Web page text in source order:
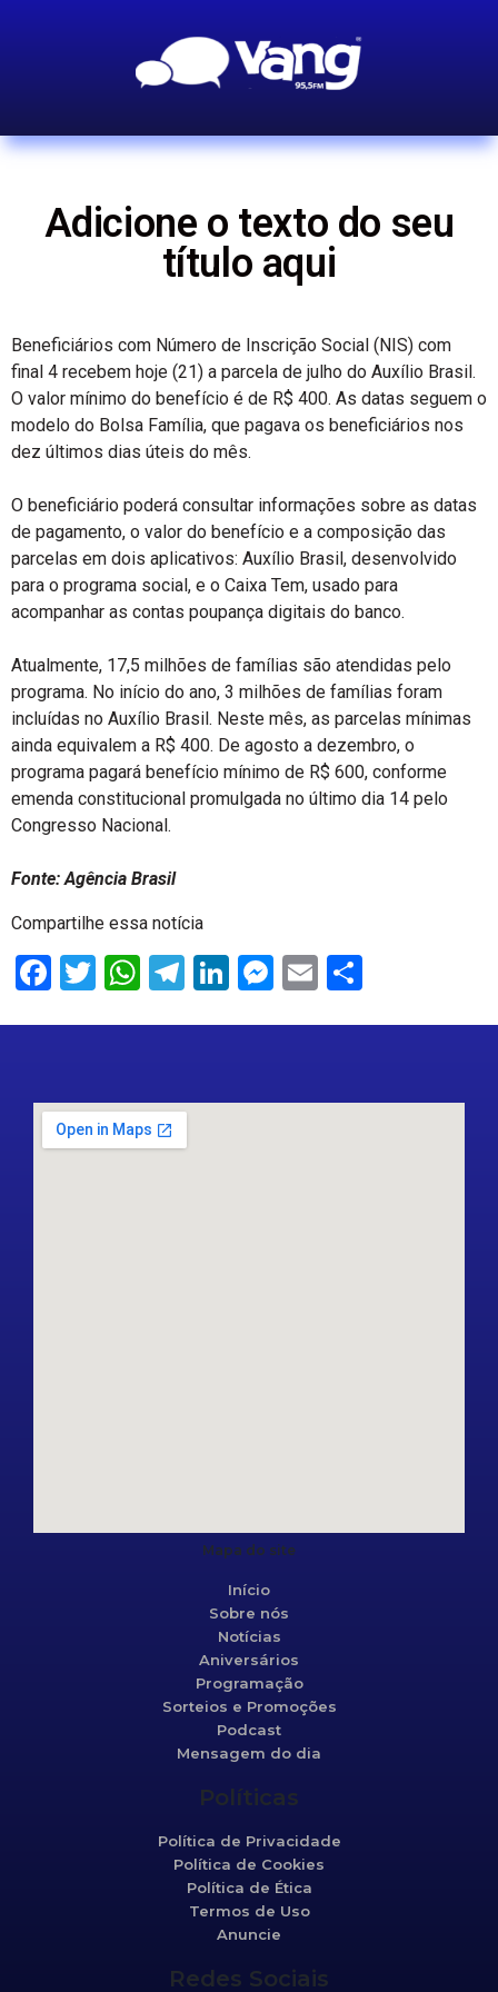
Adicione o texto do seu
título aqui
Beneficiários com Número de Inscrição Social (NIS) com
final 4 recebem hoje (21) a parcela de julho do Auxílio Brasil.
O valor mínimo do benefício é de R$ 400. As datas seguem o
modelo do Bolsa Família, que pagava os beneficiários nos
dez últimos dias úteis do mês.
O beneficiário poderá consultar informações sobre as datas
de pagamento, o valor do benefício e a composição das
parcelas em dois aplicativos: Auxílio Brasil, desenvolvido
para o programa social, e o Caixa Tem, usado para
acompanhar as contas poupança digitais do banco.
Atualmente, 17,5 milhões de famílias são atendidas pelo
programa. No início do ano, 3 milhões de famílias foram
incluídas no Auxílio Brasil. Neste mês, as parcelas mínimas
ainda equivalem a R$ 400. De agosto a dezembro, o
programa pagará benefício mínimo de R$ 600, conforme
emenda constitucional promulgada no último dia 14 pelo
Congresso Nacional.
Fonte: Agência Brasil
Compartilhe essa notícia
Facebook
Twitter
WhatsApp
Telegram
LinkedIn
Messenger
Email
Mapa do site
Início
Sobre nós
Notícias
Aniversários
Programação
Sorteios e Promoções
Podcast
Mensagem do dia
Políticas
Política de Privacidade
Política de Cookies
Política de Ética
Termos de Uso
Anuncie
Redes Sociais